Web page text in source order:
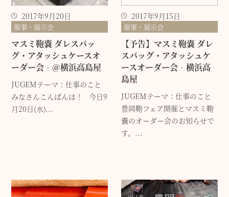
2017年9月20日
催事・展示会
マスミ鞄嚢 ダレスバッ
グ・アタッシュケースオ
ーダー会‐@横浜高島屋
JUGEMテーマ：仕事のこと
みなさんこんばんは！ 今日9
月20日(水)...
2017年9月15日
催事・展示会
【予告】マスミ鞄嚢 ダレ
スバッグ・アタッシュケ
ースオーダー会‐横浜高
島屋
JUGEMテーマ：仕事のこと
豊岡鞄フェア開催とマスミ鞄
嚢のオーダー会のお知らせで
す。...